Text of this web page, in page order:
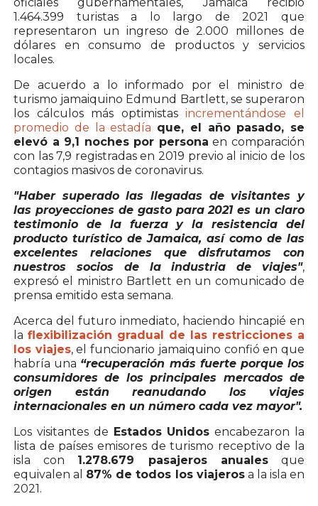
1.464.399 turistas a lo largo de 2021 que
representaron un ingreso de 2.000 millones de
dólares en consumo de productos y servicios
locales.
De acuerdo a lo informado por el ministro de
turismo jamaiquino Edmund Bartlett, se superaron
los cálculos más optimistasincrementándose el
promedio de la estadía que, el año pasado, se
elevó a 9,1 noches por persona en comparación
con las 7,9 registradas en 2019 previo al inicio de los
contagios masivos de coronavirus.
"Haber superado las llegadas de visitantes y
las proyecciones de gasto para 2021 es un claro
testimonio de la fuerza y la resistencia del
producto turístico de Jamaica, así como de las
excelentes relaciones que disfrutamos con
nuestros socios de la industria de viajes",
expresó el ministro Bartlett en un comunicado de
prensa emitido esta semana.
Acerca del futuro inmediato, haciendo hincapié en
la flexibilización gradual de las restricciones a
los viajes, el funcionario jamaiquino confió en que
habría una “recuperación más fuerte porque los
consumidores de los principales mercados de
origen están reanudando los viajes
internacionales en un número cada vez mayor".
Los visitantes de Estados Unidos encabezaron la
lista de países emisores de turismo receptivo de la
isla con 1.278.679 pasajeros anualesque
equivalen al 87% de todos los viajerosa la isla en
2021.